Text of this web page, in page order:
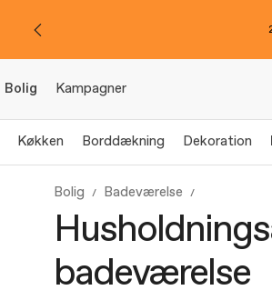
Bolig Kampagner
Køkken Borddækning Dekoration
Bolig Badeværelse
badeværelse